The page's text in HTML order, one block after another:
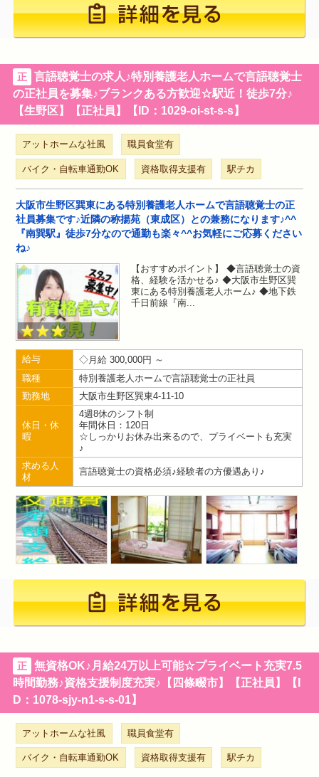
正
言語聴覚士の求人♪特別養護老人ホームで言語聴覚士
の正社員を募集♪ブランクある方歓迎☆駅近！徒歩7分♪
【生野区】【正社員】【ID：1029-oi-st-s-s】
アットホームな社風 職員食堂有
バイク・自転車通勤OK 資格取得支援有 駅チカ
大阪市生野区巽東にある特別養護老人ホームで言語聴覚士の正
社員募集です♪近隣の称揚苑（東成区）との兼務になります♪^^
『南巽駅』徒歩7分なので通勤も楽々^^お気軽にご応募ください
ね♪
【おすすめポイント】 ◆言語聴覚士の資
格、経験を活かせる♪ ◆大阪市生野区巽
東にある特別養護老人ホーム♪ ◆地下鉄
千日前線『南
給与
月給 300,000円 ～
職種
特別養護老人ホームで言語聴覚士の正社員
勤務地
大阪市生野区巽東4-11-10
休日・休
暇
4週8休のシフト制
年間休日：120日
☆しっかりお休み出来るので、プライベートも充実
♪
求める人
材
言語聴覚士の資格必須♪経験者の方優遇あり♪
正
無資格OK♪月給24万以上可能☆プライベート充実7.5
時間勤務♪資格支援制度充実♪【四條畷市】【正社員】【I
D：1078-sjy-n1-s-s-01】
アットホームな社風 職員食堂有
バイク・自転車通勤OK 資格取得支援有 駅チカ